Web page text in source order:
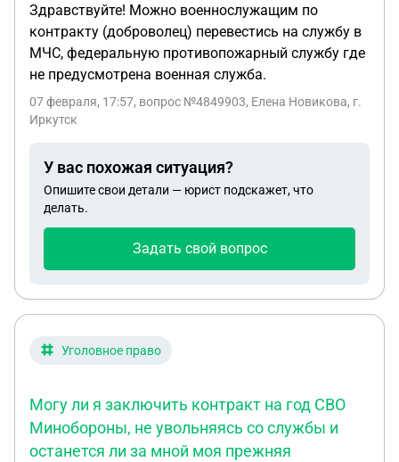
Здравствуйте! Можно военнослужащим по
контракту (доброволец) перевестись на службу в
МЧС, федеральную противопожарный службу где
не предусмотрена военная служба.
07 февраля, 17:57, вопрос №4849903, Елена Новикова, г.
Иркутск
У вас похожая ситуация?
Опишите свои детали — юрист подскажет, что
делать.
Задать свой вопрос
Уголовное право
Могу ли я заключить контракт на год СВО
Минобороны, не увольняясь со службы и
останется ли за мной моя прежняя